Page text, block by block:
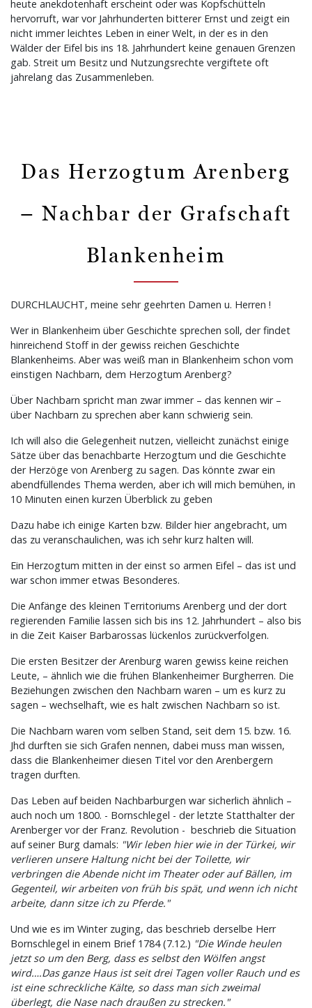
heute anekdotenhaft erscheint oder was Kopfschütteln
hervorruft, war vor Jahrhunderten bitterer Ernst und zeigt ein
nicht immer leichtes Leben in einer Welt, in der es in den
Wälder der Eifel bis ins 18. Jahrhundert keine genauen Grenzen
gab. Streit um Besitz und Nutzungsrechte vergiftete oft
jahrelang das Zusammenleben.
Das Herzogtum Arenberg
– Nachbar der Grafschaft
Blankenheim
DURCHLAUCHT, meine sehr geehrten Damen u. Herren !
Wer in Blankenheim über Geschichte sprechen soll, der findet
hinreichend Stoff in der gewiss reichen Geschichte
Blankenheims. Aber was weiß man in Blankenheim schon vom
einstigen Nachbarn, dem Herzogtum Arenberg?
Über Nachbarn spricht man zwar immer – das kennen wir –
über Nachbarn zu sprechen aber kann schwierig sein.
Ich will also die Gelegenheit nutzen, vielleicht zunächst einige
Sätze über das benachbarte Herzogtum und die Geschichte
der Herzöge von Arenberg zu sagen. Das könnte zwar ein
abendfüllendes Thema werden, aber ich will mich bemühen, in
10 Minuten einen kurzen Überblick zu geben
Dazu habe ich einige Karten bzw. Bilder hier angebracht, um
das zu veranschaulichen, was ich sehr kurz halten will.
Ein Herzogtum mitten in der einst so armen Eifel – das ist und
war schon immer etwas Besonderes.
Die Anfänge des kleinen Territoriums Arenberg und der dort
regierenden Familie lassen sich bis ins 12. Jahrhundert – also bis
in die Zeit Kaiser Barbarossas lückenlos zurückverfolgen.
Die ersten Besitzer der Arenburg waren gewiss keine reichen
Leute, – ähnlich wie die frühen Blankenheimer Burgherren. Die
Beziehungen zwischen den Nachbarn waren – um es kurz zu
sagen – wechselhaft, wie es halt zwischen Nachbarn so ist.
Die Nachbarn waren vom selben Stand, seit dem 15. bzw. 16.
Jhd durften sie sich Grafen nennen, dabei muss man wissen,
dass die Blankenheimer diesen Titel vor den Arenbergern
tragen durften.
Das Leben auf beiden Nachbarburgen war sicherlich ähnlich –
auch noch um 1800. - Bornschlegel - der letzte Statthalter der
Arenberger vor der Franz. Revolution - beschrieb die Situation
auf seiner Burg damals: "Wir leben hier wie in der Türkei, wir
verlieren unsere Haltung nicht bei der Toilette, wir
verbringen die Abende nicht im Theater oder auf Bällen, im
Gegenteil, wir arbeiten von früh bis spät, und wenn ich nicht
arbeite, dann sitze ich zu Pferde."
Und wie es im Winter zuging, das beschrieb derselbe Herr
Bornschlegel in einem Brief 1784 (7.12.) "Die Winde heulen
jetzt so um den Berg, dass es selbst den Wölfen angst
wird….Das ganze Haus ist seit drei Tagen voller Rauch und es
ist eine schreckliche Kälte, so dass man sich zweimal
überlegt, die Nase nach draußen zu strecken."